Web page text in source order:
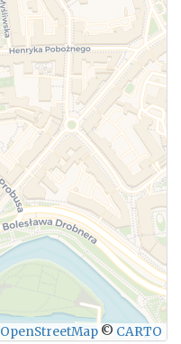
OpenStreetMap © CARTO